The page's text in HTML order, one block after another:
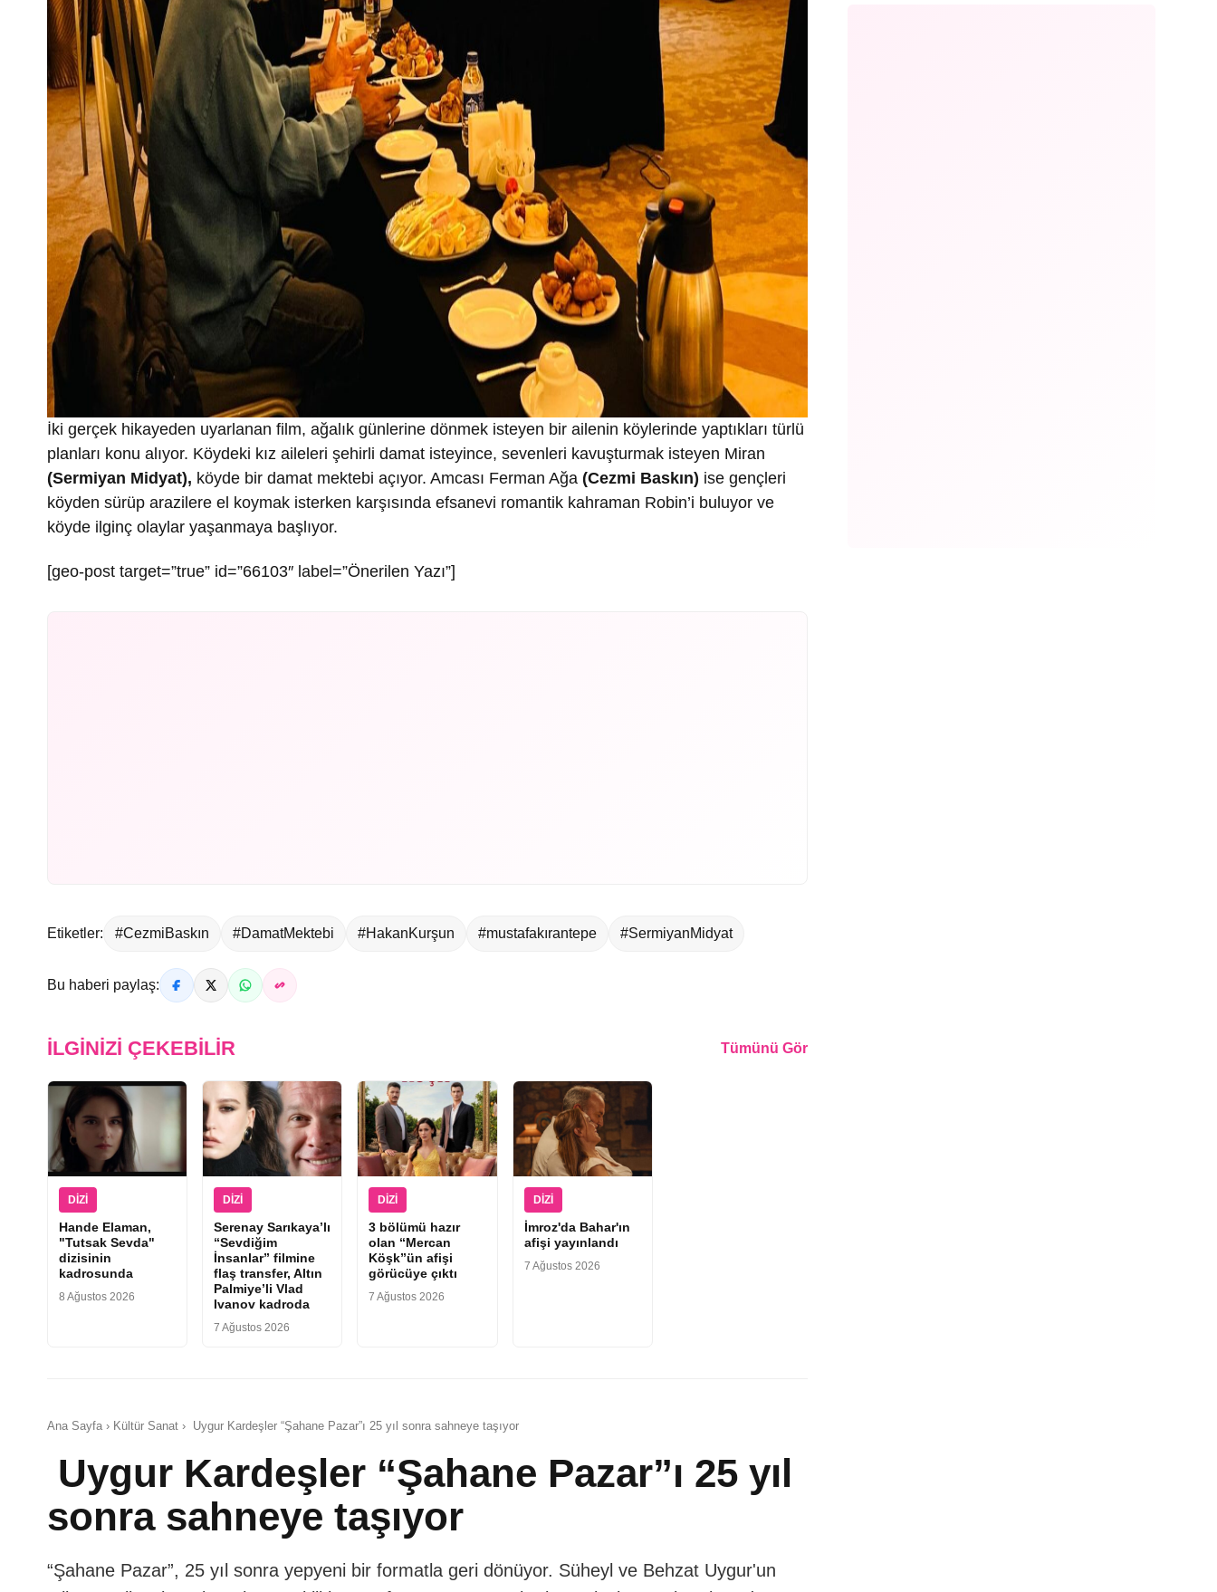
İki gerçek hikayeden uyarlanan film, ağalık günlerine dönmek isteyen bir ailenin köylerinde yaptıkları türlü
planları konu alıyor. Köydeki kız aileleri şehirli damat isteyince, sevenleri kavuşturmak isteyen Miran
(Sermiyan Midyat), köyde bir damat mektebi açıyor. Amcası Ferman Ağa (Cezmi Baskın) ise gençleri
köyden sürüp arazilere el koymak isterken karşısında efsanevi romantik kahraman Robin’i buluyor ve
köyde ilginç olaylar yaşanmaya başlıyor.
[geo-post target=”true” id=”66103″ label=”Önerilen Yazı”]
Etiketler: #CezmiBaskın #DamatMektebi #HakanKurşun #mustafakırantepe #SermiyanMidyat
Bu haberi paylaş:
İLGINIZI ÇEKEBILIR Tümünü Gör
DIZI
Hande Elaman,
"Tutsak Sevda"
dizisinin
kadrosunda
8 Ağustos 2026
DIZI
Serenay Sarıkaya’lı
“Sevdiğim
İnsanlar” filmine
flaş transfer, Altın
Palmiye’li Vlad
Ivanov kadroda
7 Ağustos 2026
DIZI
3 bölümü hazır
olan “Mercan
Köşk”ün afişi
görücüye çıktı
7 Ağustos 2026
DIZI
İmroz'da Bahar'ın
afişi yayınlandı
7 Ağustos 2026
Ana Sayfa › Kültür Sanat › Uygur Kardeşler “Şahane Pazar”ı 25 yıl sonra sahneye taşıyor
Uygur Kardeşler “Şahane Pazar”ı 25 yıl
sonra sahneye taşıyor
“Şahane Pazar”, 25 yıl sonra yepyeni bir formatla geri dönüyor. Süheyl ve Behzat Uygur'un